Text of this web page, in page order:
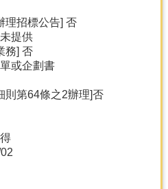
理招標公告] 否
提供
務] 否
或企劃書
則第64條之2辦理]否